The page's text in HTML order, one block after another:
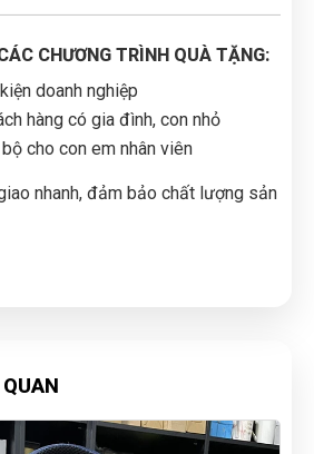
CHƯƠNG TRÌNH QUÀ TẶNG:
doanh nghiệp
hàng có gia đình, con nhỏ
cho con em nhân viên
nhanh, đảm bảo chất lượng sản